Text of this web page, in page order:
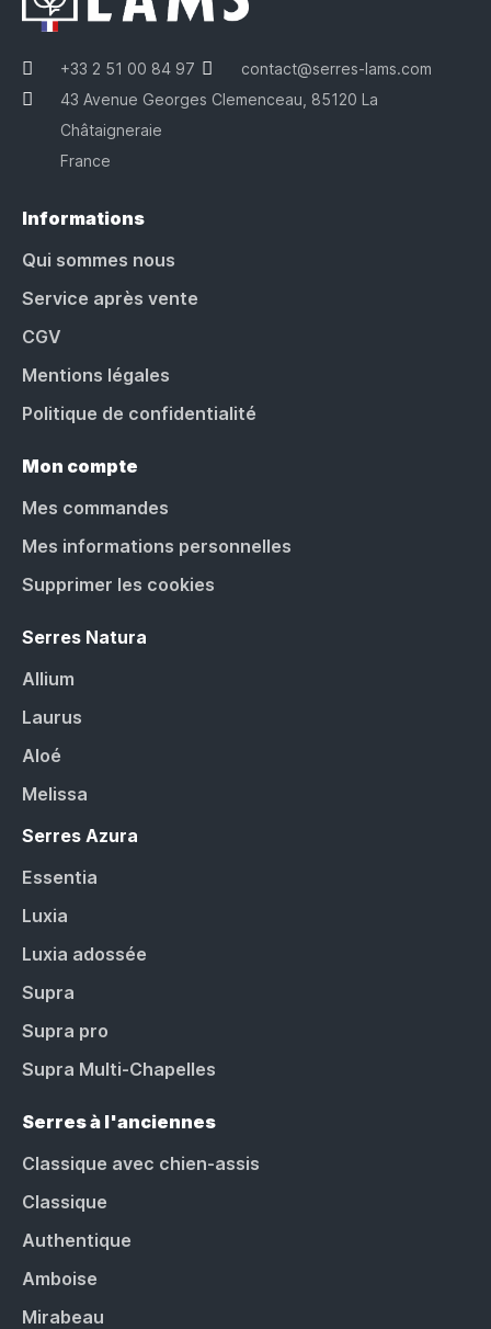
+33 2 51 00 84 97
contact@serres-lams.com
43 Avenue Georges Clemenceau, 85120 La
Châtaigneraie
France
Informations
Qui sommes nous
Service après vente
CGV
Mentions légales
Politique de confidentialité
Mon compte
Mes commandes
Mes informations personnelles
Supprimer les cookies
Serres Natura
Allium
Laurus
Aloé
Melissa
Serres Azura
Essentia
Luxia
Luxia adossée
Supra
Supra pro
Supra Multi-Chapelles
Serres à l'anciennes
Classique avec chien-assis
Classique
Authentique
Amboise
Mirabeau